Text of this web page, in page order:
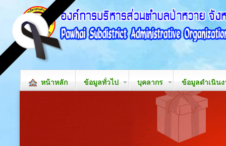
หน้าหลัก ข้อมูลทั่วไป บุคลากร ข้อมูลดำเนิน